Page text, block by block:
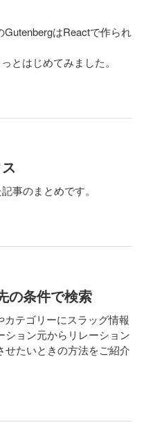
はReactで作られ
とはじめてみました。
事のまとめです。
の条件で検索
テゴリーにスラッグ情報
ョン元からリレーション
せたいときの方法をご紹介